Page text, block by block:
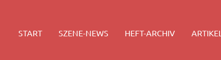
START SZENE-NEWS HEFT-ARCHIV